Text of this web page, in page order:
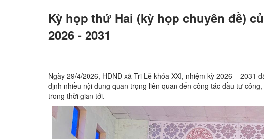
Kỳ họp thứ Hai (kỳ họp chuyên đề)
2026 - 2031
Ngày 29/4/2026, HĐND xã Tri Lễ khóa XXI, nhiệm kỳ 2026 – 2031
định nhiều nội dung quan trọng liên quan đến công tác đầu tư
trong thời gian tới.